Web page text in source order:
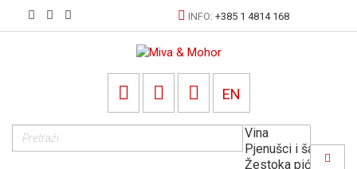
INFO:+385 1 4814 168
EN